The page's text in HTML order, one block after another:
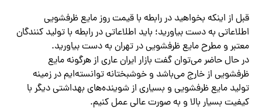
قبل از اینکه بخواهید در رابطه با قیمت روز مایع ظرفشویی
اطلاعاتی به دست بیاورید؛ باید اطلاعاتی در رابطه با تولید کنندگان
معتبر و مطرح مایع ظرفشویی در تهران به دست بیاورید.
در حال حاضر می‌توان گفت بازار ایران عاری از هرگونه مایع
ظرفشویی از خارج می‌باشد و خوشبختانه توانسته‌ایم در زمینه
تولید مایع ظرفشویی و بسیاری از شوینده‌های بهداشتی دیگر با
کیفیت بسیار بالا و به صورت عالی عمل کنیم.